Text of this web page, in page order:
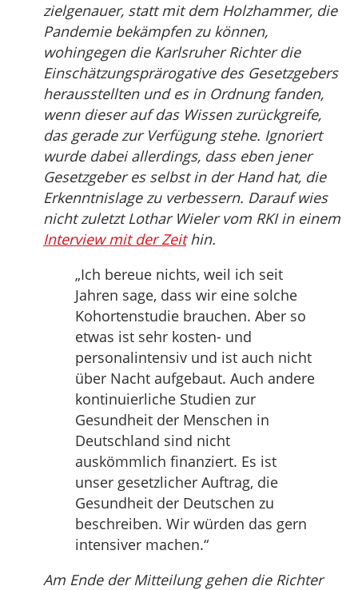
zielgenauer, statt mit dem Holzhammer, die
Pandemie bekämpfen zu können,
wohingegen die Karlsruher Richter die
Einschätzungsprärogative des Gesetzgebers
herausstellten und es in Ordnung fanden,
wenn dieser auf das Wissen zurückgreife,
das gerade zur Verfügung stehe. Ignoriert
wurde dabei allerdings, dass eben jener
Gesetzgeber es selbst in der Hand hat, die
Erkenntnislage zu verbessern. Darauf wies
nicht zuletzt Lothar Wieler vom RKI in einem
Interview mit der Zeithin.
„Ich bereue nichts, weil ich seit
Jahren sage, dass wir eine solche
Kohortenstudie brauchen. Aber so
etwas ist sehr kosten- und
personalintensiv und ist auch nicht
über Nacht aufgebaut. Auch andere
kontinuierliche Studien zur
Gesundheit der Menschen in
Deutschland sind nicht
auskömmlich finanziert. Es ist
unser gesetzlicher Auftrag, die
Gesundheit der Deutschen zu
beschreiben. Wir würden das gern
intensiver machen.“
Am Ende der Mitteilung gehen die Richter